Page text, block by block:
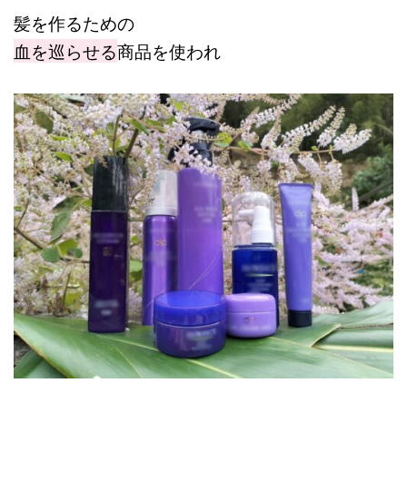
髪を作るための
血を巡らせる商品を使われ